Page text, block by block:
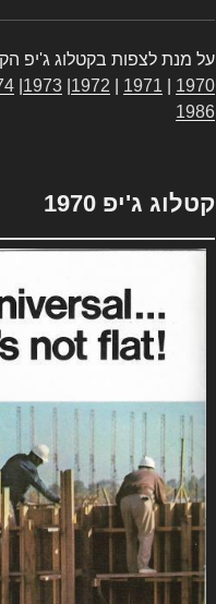
על מנת לצפות בקטלוג ג'יפ
1970
1971
1972
1973
1986
קטלוג ג'יפ 1970